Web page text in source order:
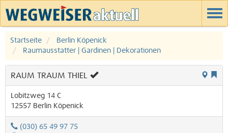
Startseite
Berlin Köpenick
Raumausstatter | Gardinen | Dekorationen
RAUM TRAUM THIEL
Lobitzweg 14 C
12557 Berlin Köpenick
(030) 65 49 97 75